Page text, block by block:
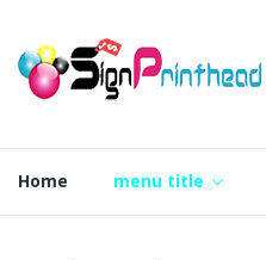
Home menu title